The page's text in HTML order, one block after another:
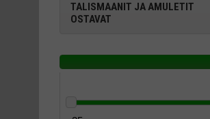
TALISMAANIT JA AMULETIT
OSTAVAT